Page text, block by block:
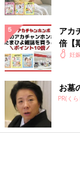
アカ
倍【
妊
お墓
PR(く